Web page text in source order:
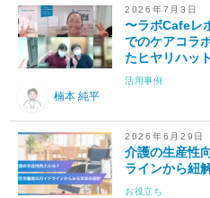
2026年7月3日
〜ラボCafeレ
でのケアコラ
たヒヤリハッ
活用事例
楠本 純平
2026年6月29日
介護の生産性
ラインから紐
お役立ち